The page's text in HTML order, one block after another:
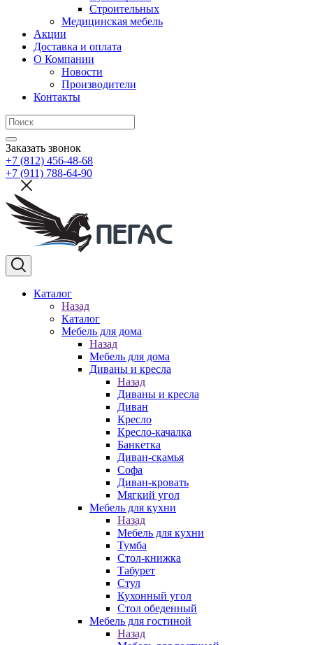
Строительных
Медицинская мебель
Акции
Доставка и оплата
О Компании
Новости
Производители
Контакты
Заказать звонок
+7 (812) 456-48-68
+7 (911) 788-64-90
Каталог
Назад
Каталог
Мебель для дома
Назад
Мебель для дома
Диваны и кресла
Назад
Диваны и кресла
Диван
Кресло
Кресло-качалка
Банкетка
Диван-скамья
Софа
Диван-кровать
Мягкий угол
Мебель для кухни
Назад
Мебель для кухни
Тумба
Стол-книжка
Табурет
Стул
Кухонный угол
Стол обеденный
Мебель для гостиной
Назад